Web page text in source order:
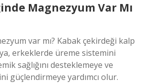
Magnezyum Var Mı
var mı? Kabak çekirdeği kalp
erkeklerde üreme sistemini
sağlığını desteklemeye ve
güçlendirmeye yardımcı olur.